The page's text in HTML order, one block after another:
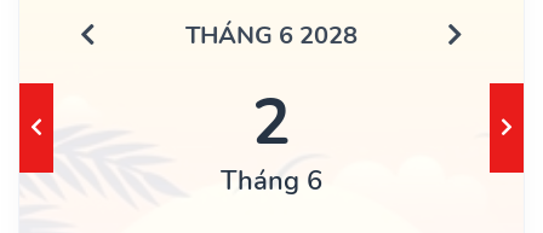
THÁNG 6 2028
2
Tháng 6